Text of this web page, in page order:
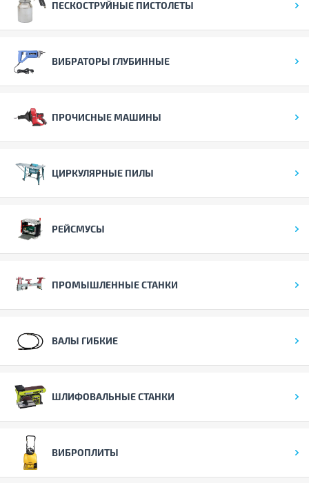
ПЕСКОСТРУЙНЫЕ ПИСТОЛЕТЫ
ВИБРАТОРЫ ГЛУБИННЫЕ
ПРОЧИСНЫЕ МАШИНЫ
ЦИРКУЛЯРНЫЕ ПИЛЫ
РЕЙСМУСЫ
ПРОМЫШЛЕННЫЕ СТАНКИ
ВАЛЫ ГИБКИЕ
ШЛИФОВАЛЬНЫЕ СТАНКИ
ВИБРОПЛИТЫ